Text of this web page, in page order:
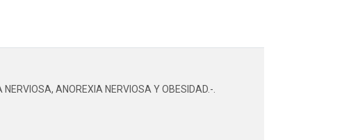
ANOREXIA NERVIOSA Y OBESIDAD.-.